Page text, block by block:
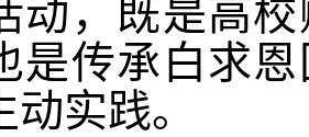
动，既是高
是传承白求
实践。